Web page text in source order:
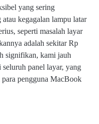
yang sering
kegagalan lampu latar
seperti masalah layar
adalah sekitar Rp
signifikan, kami jauh
panel layar, yang
pengguna MacBook